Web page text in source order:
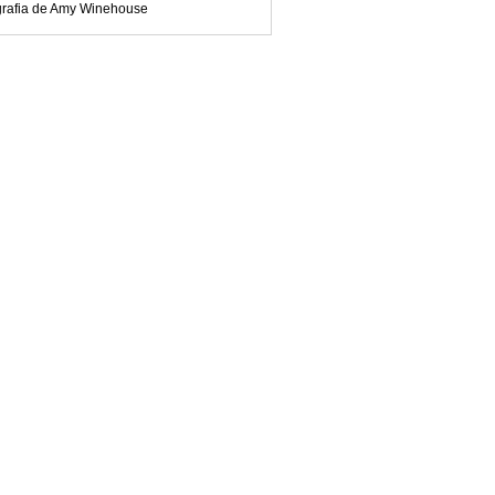
de Amy Winehouse